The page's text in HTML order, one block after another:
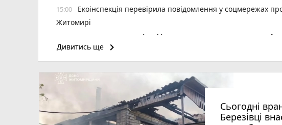
15:00
Екоінспекція перевірила повідомлення у соцмережах
Житомирі
Н️а Житомирщині зафіксовано рекордну спеку: +38°C
14:17 На офіційних пляжах області купатися не
України photo_camera
Подробиці ДТП біля Оліївки: травмовано водія
12:40 У Коростенському ТЦК під час проходження ВЛК
Дивитись ще keyboard_arrow_right
Сьогодні
Березівці